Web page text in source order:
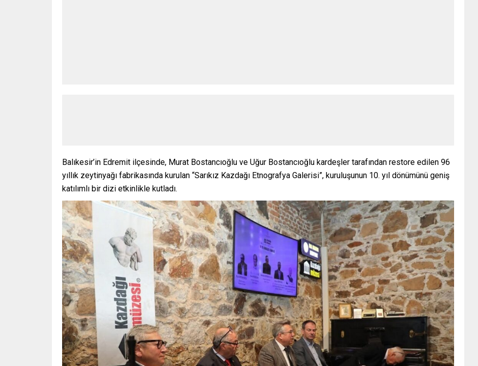
Balıkesir’in Edremit ilçesinde, Murat Bostancıoğlu ve Uğur Bostancıoğlu kardeşler tarafından restore edilen 96
yıllık zeytinyağı fabrikasında kurulan “Sarıkız Kazdağı Etnografya Galerisi”, kuruluşunun 10. yıl dönümünü geniş
katılımlı bir dizi etkinlikle kutladı.